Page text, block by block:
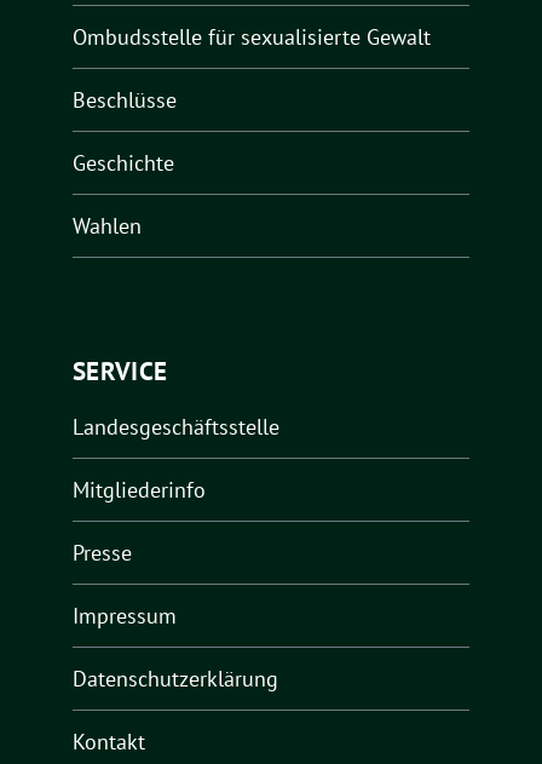
Ombudsstelle für sexualisierte Gewalt
Beschlüsse
Geschichte
Wahlen
SERVICE
Landesgeschäftsstelle
Mitgliederinfo
Presse
Impressum
Datenschutzerklärung
Kontakt